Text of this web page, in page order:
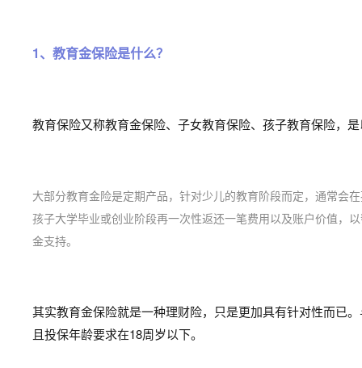
1、教育金保险是什么？
教育保险又称教育金保险、子女教育保险、孩子教育保险，
大部分教育金险是定期产品，针对少儿的教育阶段而定， 通常会
孩子大学毕业或创业阶段再一次性返还一笔费用以及账户价值，
金支持。
其实教育金保险就是一种理财险，只是更加具有针对性而已
且投保年龄要求在18周岁以下。